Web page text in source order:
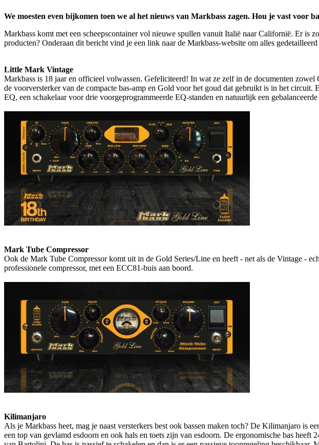
We moesten even bijkomen toen we al het nieuws van Markbass zagen. Hou je vast voor
Markbass komt met een scheepscontainer vol nieuwe spullen vanuit Italië naar Californië. Er is
producten? Onderaan dit bericht vind je een link naar de Markbass-website om alles gedetailleerd
Little Mark Vintage
Markbass is 18 jaar en officieel volwassen. Gefeliciteerd! In wat ze zelf in de documenten
de voorversterker van de compacte bas-amp en Gold voor het goud dat gebruikt is in het
EQ, een schakelaar voor drie voorgeprogrammeerde EQ-standen en natuurlijk een
Mark Tube Compressor
Ook de Mark Tube Compressor komt uit in de Gold Series/Line en heeft - net als de Vintage -
professionele compressor, met een ECC81-buis aan boord.
Kilimanjaro
Als je Markbass heet, mag je naast versterkers best ook bassen maken toch? De Kilimanjaro is
een top van gevlamd esdoorn en ook hals en toets zijn van esdoorn. De ergonomische bas